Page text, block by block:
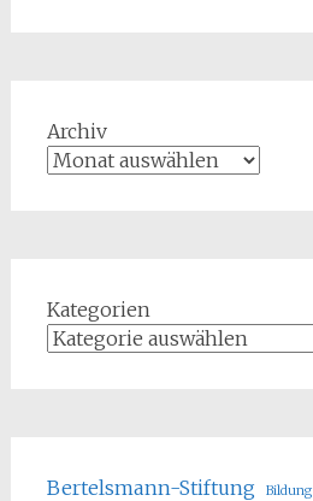
Archiv
Kategorien
Bertelsmann-Stiftung Bildung